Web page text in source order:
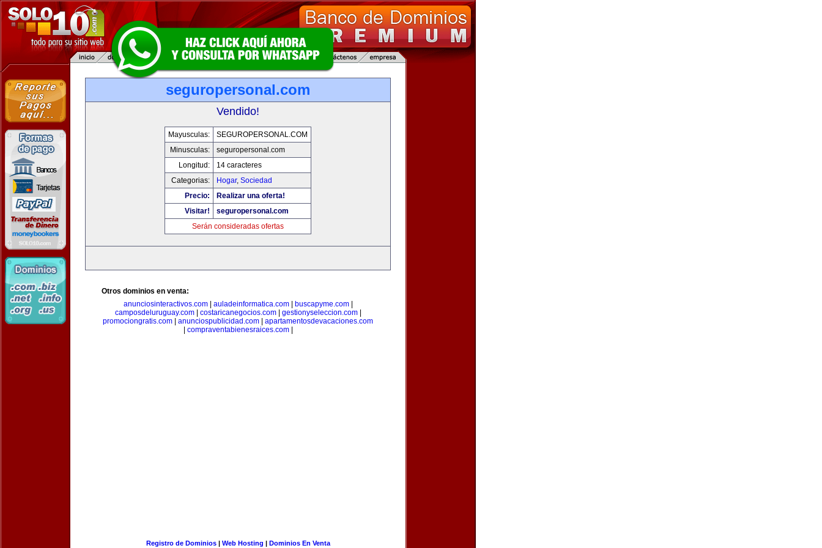
seguropersonal.com
Vendido!
Mayusculas:
SEGUROPERSONAL.COM
Minusculas:
seguropersonal.com
Longitud:
14 caracteres
Categorias:
Hogar, Sociedad
Precio:
Realizar una oferta!
Visitar!
seguropersonal.com
Serán consideradas ofertas
Otros dominios en venta:
anunciosinteractivos.com| auladeinformatica.com| buscapyme.com|
camposdeluruguay.com| costaricanegocios.com| gestionyseleccion.com|
promociongratis.com
anunciospublicidad.com
apartamentosdevacaciones.com
compraventabienesraices.com|
Registro de Dominios| Web Hosting | Dominios En Venta